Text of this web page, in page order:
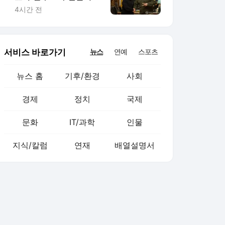
대선 전망 안갯속
4시간 전
서비스 바로가기 뉴스 연예 스포츠
뉴스 홈 기후/환경 사회
경제 정치 국제
문화 IT/과학 인물
지식/칼럼 연재 배열설명서